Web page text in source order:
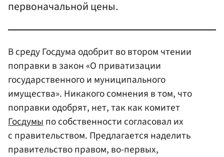
первоначальной цены.
В среду Госдума одобрит во втором чтении
поправки в закон «О приватизации
государственного и муниципального
имущества». Никакого сомнения в том, что
поправки одобрят, нет, так как комитет
Госдумы по собственности согласовал их
с правительством. Предлагается наделить
правительство правом, во-первых,